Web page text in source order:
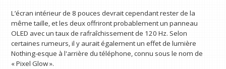
L’écran intérieur de 8 pouces devrait cependant rester de la
même taille, et les deux offriront probablement un panneau
OLED avec un taux de rafraîchissement de 120 Hz. Selon
certaines rumeurs, il y aurait également un effet de lumière
Nothing-esque à l'arrière du téléphone, connu sous le nom de
« Pixel Glow ».